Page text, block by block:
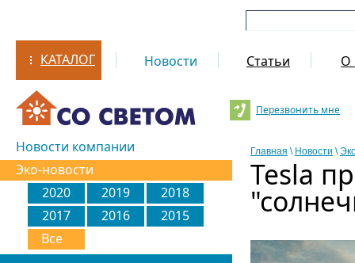
КАТАЛОГ Новости Статьи О
Перезвонить мне
Новости компании
Эко-новости
2020
2019
2018
2017
2016
2015
Все
Главная \ Новости \
Tesla